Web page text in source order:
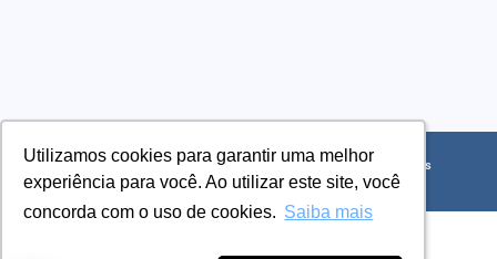
Utilizamos cookies para garantir uma melhor
experiência para você. Ao utilizar este site, você
concorda com o uso de cookies. Saiba mais
Utilizamos cookies para garantir uma melhor
experiência para você. Ao utilizar este site, você
concorda com o uso de cookies. Saiba mais
INNOFORM LTDA - CNPJ: 01.371.166/0001-87 © Todos os direitos
reservados. 2026